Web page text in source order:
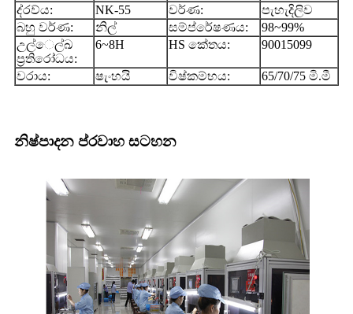
ද්රව්ය: NK-55 වර්ණ:
පැහැදිලිව
බහු වර්ණ:
නිල් සම්ප්රේෂණය:
98~99%
උල්ෙල්ඛ
ප්‍රතිරෝධය:
6~8H HS කේතය: 90015099
වරාය: ෂැංහයි විෂ්කම්භය: 65/70/75 මි.මී
නිෂ්පාදන ප්රවාහ සටහන